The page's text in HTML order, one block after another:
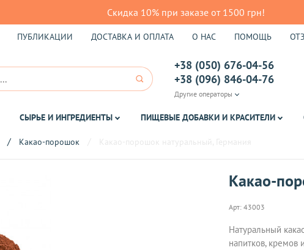
Скидка 10% при заказе от 1500 грн!
ПУБЛИКАЦИИ ДОСТАВКА И ОПЛАТА О НАС ПОМОЩЬ
+38 (050) 676-04-56
+38 (096) 846-04-76
Другие операторы
СЫРЬЕ И ИНГРЕДИЕНТЫ ПИЩЕВЫЕ ДОБАВКИ И КРАСИТЕЛИ
Какао-порошок
Какао-
Арт: 43003
Натуральный
напитков, кремов